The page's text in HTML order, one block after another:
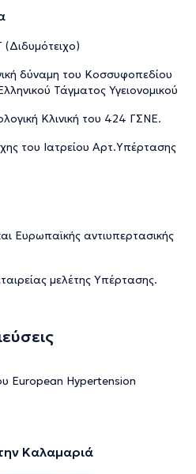
δύναμη του Κοσσυφοπεδίου
Τάγματος Υγειονομικού
Κλινική του 424 ΓΣΝΕ.
του Ιατρείου Aρτ.Υπέρτασης
Ευρωπαϊκής αντιυπερτασικής
μελέτης Υπέρτασης.
European Hypertension
Καλαμαριά